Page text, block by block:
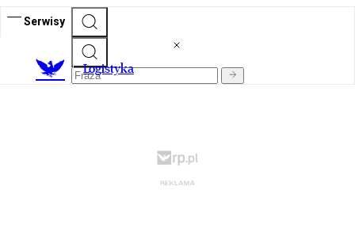
Serwisy
Logistyka